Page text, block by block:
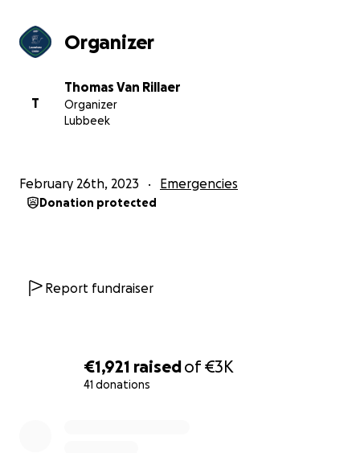
€1,921 raisedof€3K
41 donations
Organizer
T
Thomas Van Rillaer
Organizer
Lubbeek
February 26th, 2023 Emergencies
Donation protected
Report fundraiser